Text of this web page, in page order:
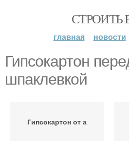
СТРОИТЬ
главная новости
Гипсокартон
шпаклевкой
Гипсокартон от а